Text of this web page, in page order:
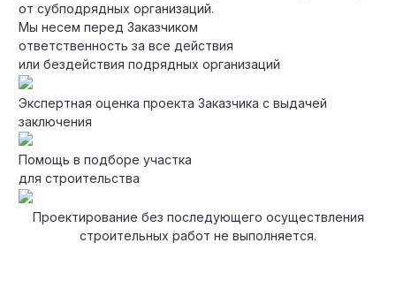
Технология по улучшенным российским нормативам
Технология здоровый дом
от субподрядных организаций.
Мы несем перед Заказчиком
ответственность за все действия
или бездействия подрядных организаций
Экспертная оценка проекта Заказчика с выдачей
заключения
Помощь в подборе участка
для строительства
Проектирование без последующего осуществления
строительных работ не выполняется.